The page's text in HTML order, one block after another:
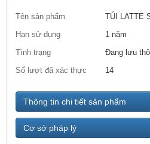
Tên sản phẩm
TÚI LATTE
Hạn sử dụng
1 năm
Tình trạng
Đang lưu
Số lượt đã xác thực
14
Thông tin chi tiết sản phẩm
Cơ sở pháp lý